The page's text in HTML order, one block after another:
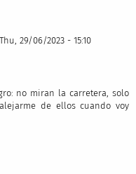
29/06/2023 - 15:10
no miran la carretera, solo
de ellos cuando voy